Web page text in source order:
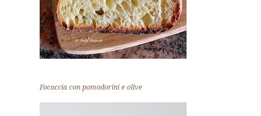
Focaccia con pomodorini e olive